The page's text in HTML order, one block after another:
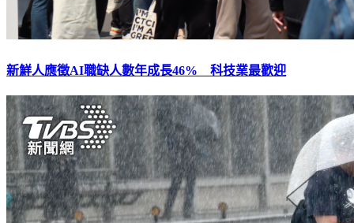
新鮮人應徵AI職缺人數年成長46% 科技業最歡迎